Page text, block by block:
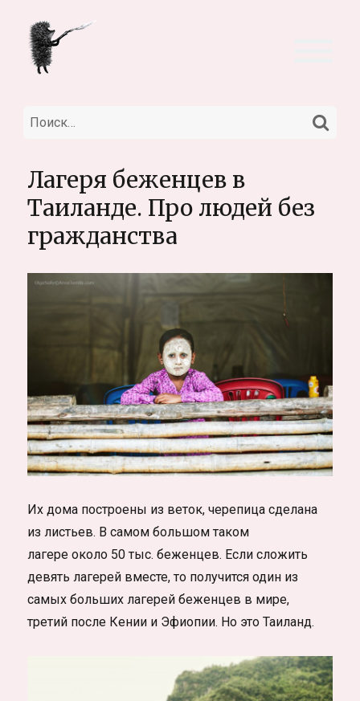
Искать:
Лагеря беженцев в
Таиланде. Про людей без
гражданства
Их дома построены из веток, черепица сделана
из листьев. В самом большом таком
лагере около 50 тыс. беженцев. Если сложить
девять лагерей вместе, то получится один из
самых больших лагерей беженцев в мире,
третий после Кении и Эфиопии. Но это Таиланд.